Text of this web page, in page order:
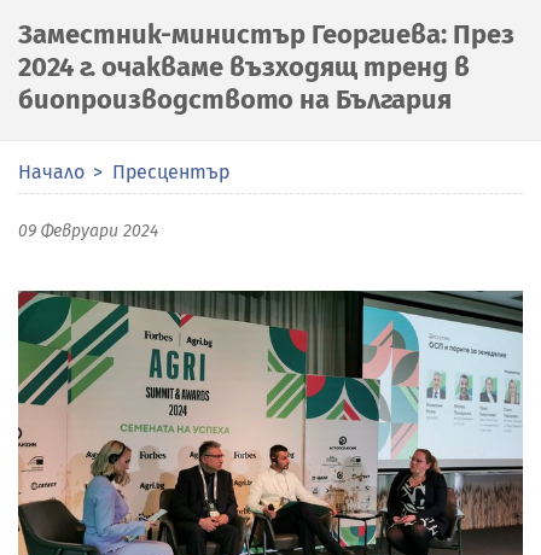
Заместник-министър Георгиева: През
2024 г. очакваме възходящ тренд в
биопроизводството на България
Начало Пресцентър
09 Февруари 2024